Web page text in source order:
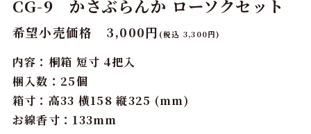
CG-9 かさぶらんか ローソクセット
希望小売価格 3,000円 (税込 3,300円)
内容：桐箱 短寸 4把入
梱入数：25個
箱寸：高33 横158 縦325 (mm)
お線香寸：133mm